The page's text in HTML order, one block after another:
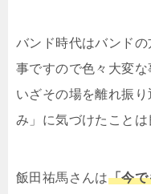
バンド時代はバンド
事ですので色々大変な
いざその場を離れ振
み」に気づけたことは
飯田祐馬さんは「今で